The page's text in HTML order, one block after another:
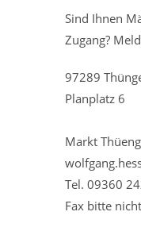
Sind Ihnen
Zugang?
97289
Planplatz 6
Markt
Tel. 09360
Fax bitte nicht